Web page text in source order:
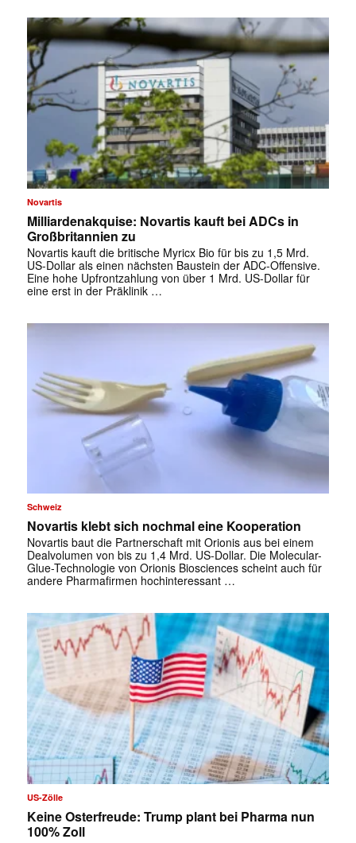
Novartis
Milliardenakquise: Novartis kauft bei ADCs in
Großbritannien zu
Novartis kauft die britische Myricx Bio für bis zu 1,5 Mrd.
US-Dollar als einen nächsten Baustein der ADC-Offensive.
Eine hohe Upfrontzahlung von über 1 Mrd. US-Dollar für
eine erst in der Präklinik …
Schweiz
Novartis klebt sich nochmal eine Kooperation
Novartis baut die Partnerschaft mit Orionis aus bei einem
Dealvolumen von bis zu 1,4 Mrd. US-Dollar. Die Molecular-
Glue-Technologie von Orionis Biosciences scheint auch für
andere Pharmafirmen hochinteressant …
US-Zölle
Keine Osterfreude: Trump plant bei Pharma nun
100% Zoll